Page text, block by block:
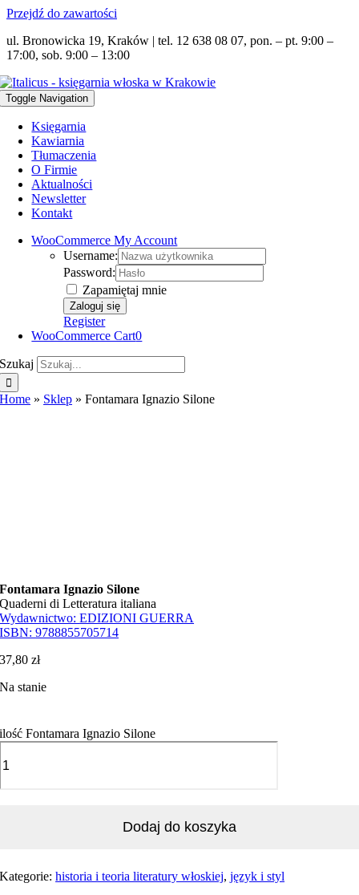
Przejdź do zawartości
ul. Bronowicka 19, Kraków | tel. 12 638 08 07, pon. – pt. 9:00 –
17:00, sob. 9:00 – 13:00
Toggle Navigation
Księgarnia
Kawiarnia
Tłumaczenia
O Firmie
Aktualności
Newsletter
Kontakt
WooCommerce My Account
Username:
Password:
Zapamiętaj mnie
Register
WooCommerce Cart0
Szukaj
Home » Sklep »Fontamara Ignazio Silone
Fontamara Ignazio Silone
Quaderni di Letteratura italiana
Wydawnictwo:EDIZIONI GUERRA
ISBN:9788855705714
37,80zł
Na stanie
ilość Fontamara Ignazio Silone
Dodaj do koszyka
Kategorie:historia i teoria literatury włoskiej,język i styl